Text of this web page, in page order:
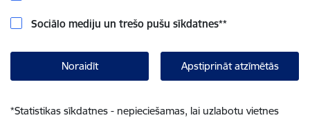
Sociālo mediju un trešo pušu sīkdatnes**
Noraidīt Apstiprināt atzīmētās
*Statistikas sīkdatnes - nepieciešamas, lai uzlabotu vietnes